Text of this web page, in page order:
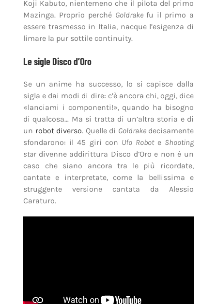
Koji Kabuto, nientemeno che il pilota del primo
Mazinga. Proprio perché Goldrakefu il primo a
essere trasmesso in Italia, nacque l’esigenza di
limare la pur sottile continuity.
Le sigle Disco d’Oro
Se un anime ha successo, lo si capisce dalla
sigla e dai modi di dire: c’è ancora chi, oggi, dice
«lanciami i componenti!», quando ha bisogno
di qualcosa… Ma si tratta di un’altra storia e di
un robot diverso. Quelle di Goldrakedecisamente
sfondarono: il 45 giri con Ufo Robote Shooting
stardivenne addirittura Disco d’Oro e non è un
caso che siano ancora tra le più ricordate,
cantate e interpretate, come la bellissima e
struggente versione cantata da Alessio
Caraturo.